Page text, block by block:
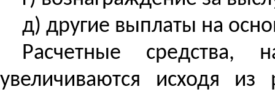
д) другие выплаты на
Расчетные средства,
увеличиваются исходя из